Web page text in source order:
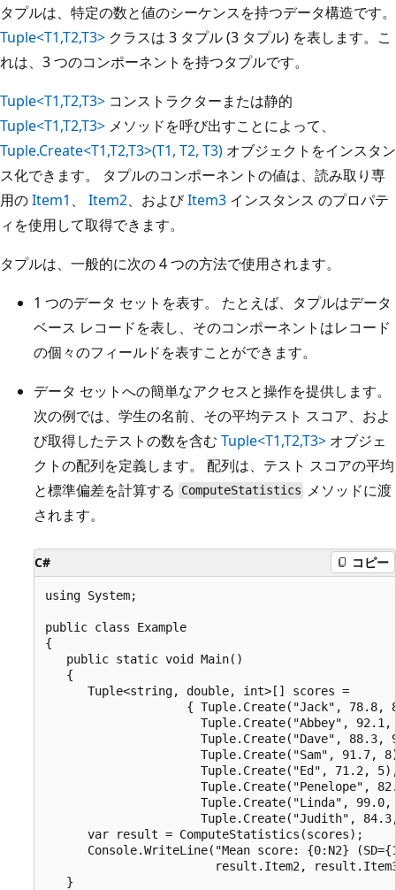
タプルは、特定の数と値のシーケンスを持つデータ構造です。
Tuple<T1,T2,T3> クラスは 3 タプル (3 タプル) を表します。こ
れは、3 つのコンポーネントを持つタプルです。
Tuple<T1,T2,T3> コンストラクターまたは静的
Tuple<T1,T2,T3> メソッドを呼び出すことによって、
Tuple.Create<T1,T2,T3>(T1, T2, T3) オブジェクトをインスタン
ス化できます。 タプルのコンポーネントの値は、読み取り専
用のItem1 、 Item2、およびItem3 インスタンス のプロパテ
ィを使用して取得できます。
タプルは、一般的に次の 4 つの方法で使用されます。
1 つのデータ セットを表す。 たとえば、タプルはデータ
ベース レコードを表し、そのコンポーネントはレコード
の個々のフィールドを表すことができます。
データ セットへの簡単なアクセスと操作を提供します。
次の例では、学生の名前、その平均テスト スコア、およ
び取得したテストの数を含む Tuple<T1,T2,T3> オブジェ
クトの配列を定義します。 配列は、テスト スコアの平均
と標準偏差を計算する
ComputeStatistics メソッドに渡
されます。
C# コピー
using System;
public class Example
{
   public static void Main()
   {
      Tuple<string, double, int>[] scores =
{ Tuple.Create("Jack", 78.8,
Tuple.Create("Abbey",
Tuple.Create("Dave", 88.3,
Tuple.Create("Sam", 91.7,
Tuple.Create("Ed", 71.2,
Tuple.Create("Penelope",
Tuple.Create("Linda", 99.0,
Tuple.Create("Judith",
      var result = ComputeStatistics(scores);
Console.WriteLine("Mean score: {0:N2}
result.Item2,
   }